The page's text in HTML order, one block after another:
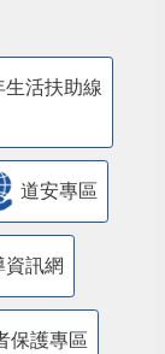
活扶助線
道安專區
訊網
保護專區